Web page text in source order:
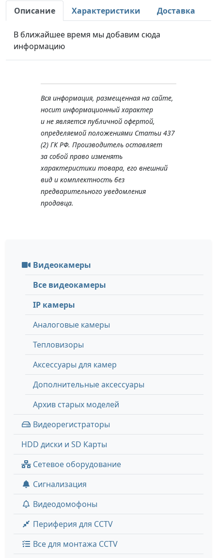
Описание Характеристики Доставка
В ближайшее время мы добавим сюда
информацию
Вся информация, размещенная на сайте,
носит информационный характер
и не является публичной офертой,
определяемой положениями Статьи 437
(2) ГК РФ. Производитель оставляет
за собой право изменять
характеристики товара, его внешний
вид и комплектность без
предварительного уведомления
продавца.
Видеокамеры
Все видеокамеры
IP камеры
Аналоговые камеры
Тепловизоры
Аксессуары для камер
Дополнительные аксессуары
Архив старых моделей
Видеорегистраторы
HDD диски и SD Карты
Сетевое оборудование
Сигнализация
Видеодомофоны
Периферия для CCTV
Все для монтажа CCTV